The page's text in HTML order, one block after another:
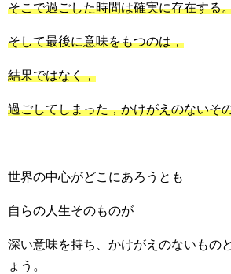
そこで過ごした時間は確実に存在する
そして最後に意味をもつのは，
結果ではなく，
過ごしてしまった，かけがえのないそ
世界の中心がどこにあろうとも
自らの人生そのものが
深い意味を持ち、かけがえのないもの
ょう。